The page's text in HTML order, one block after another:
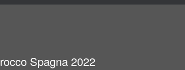
Spagna 2022